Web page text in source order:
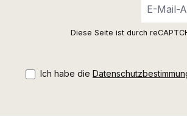
Mail-
Diese Seite ist durch
Ich habe die